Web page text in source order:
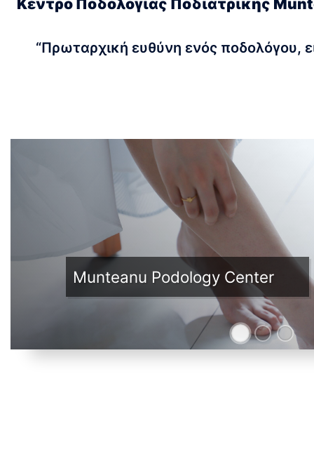
Kέντρο Ποδολογίας Ποδιατρικής
“Πρωταρχική ευθύνη ενός ποδολόγου,
Munteanu Podology Center